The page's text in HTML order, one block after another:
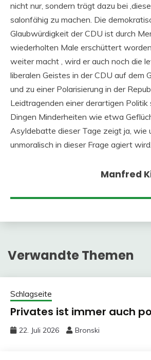
nicht nur, sondern trägt dazu bei
salonfähig zu machen. Die
Glaubwürdigkeit der CDU ist durch
wiederholten Male erschüttert
weiter macht , wird er auch noch die
liberalen Geistes in der CDU auf dem
und zu einer Polarisierung in der
Leidtragenden einer derartigen Politik
Dingen Minderheiten wie etwa
Asyldebatte dieser Tage zeigt ja, wie
unmoralisch in dieser Frage agiert wird.
Manfred
Verwandte Themen
Schlagseite
Privates ist immer auch
22. Juli 2026 Bronski